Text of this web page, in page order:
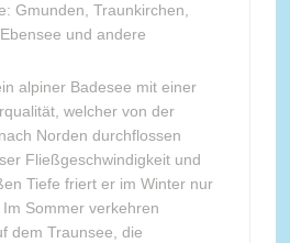
Gmunden, Traunkirchen,
und andere
alpiner Badesee mit einer
welcher von der
Norden durchflossen
Fließgeschwindigkeit und
Tiefe friert er im Winter nur
Sommer verkehren
dem Traunsee, die